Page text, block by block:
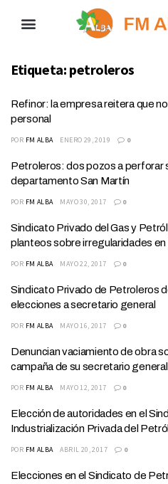
Etiqueta: petroleros
Refinor: la empresa reitera que
personal
POR FM ALBA ENERO 29, 2019 0
Petroleros: dos pozos a perforar
departamento San Martín
POR FM ALBA MAYO 30, 2017 0
Sindicato Privado del Gas y
planteos sobre irregularidades en
POR FM ALBA MAYO 22, 2017 0
Sindicato Privado de Petroleros
elecciones a secretario general
POR FM ALBA MAYO 16, 2017 0
Denuncian vaciamiento de obra
campaña de su secretario general
POR FM ALBA MAYO 12, 2017 0
Elección de autoridades en el
Industrialización Privada del
POR FM ALBA ABRIL 20, 2017 0
Elecciones en el Sindicato de